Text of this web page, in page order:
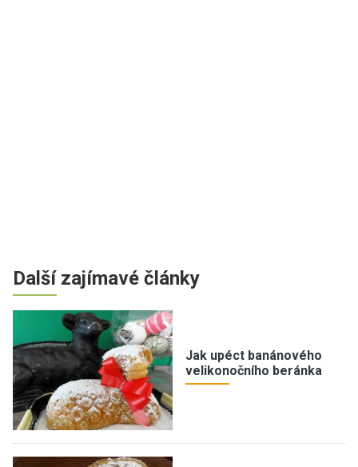
Další zajímavé články
Jak upéct banánového
velikonočního beránka